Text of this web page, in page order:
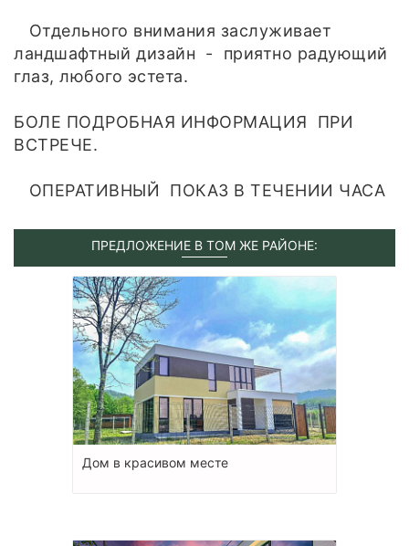
Отдельного внимания заслуживает
ландшафтный дизайн - приятно радующий
глаз, любого эстета.
БОЛЕ ПОДРОБНАЯ ИНФОРМАЦИЯ ПРИ
ВСТРЕЧЕ.
ОПЕРАТИВНЫЙ ПОКАЗ В ТЕЧЕНИИ ЧАСА
ПРЕДЛОЖЕНИЕ В ТОМ ЖЕ РАЙОНЕ:
Дом в красивом месте